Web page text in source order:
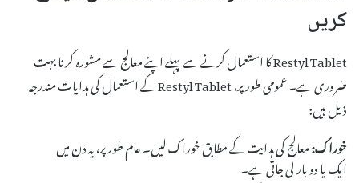
کریں
Restyl Tablet کا استعمال کرنے سے پہلے اپنے معالج سے مشورہ کرنا بہت
ضروری ہے۔ عمومی طور پر، Restyl Tablet کے استعمال کی ہدایات مندرجہ
ذیل ہیں:
خوراک:معالج کی ہدایت کے مطابق خوراک لیں۔ عام طور پر، یہ دن میں
ایک یا دو بار لی جاتی ہے۔